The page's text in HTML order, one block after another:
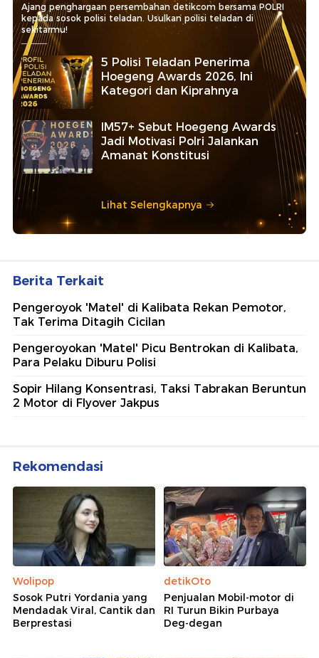
Ajang penghargaan persembahan detikcom bersama POLRI
kepada sosok polisi teladan. Usulkan polisi teladan di
sekitarmu!
5 Polisi Teladan Penerima
Hoegeng Awards 2026, Ini
Kategori dan Kiprahnya
IM57+ Sebut Hoegeng Awards
Jadi Motivasi Polri Jalankan
Amanat Konstitusi
Lihat Selengkapnya
Berita Terkait
Pengeroyok 'Matel' di Kalibata Rekan Pemotor,
Tak Terima Ditagih Cicilan
Pengeroyokan 'Matel' Picu Bentrokan di Kalibata,
Para Pelaku Diburu Polisi
Sopir Hilang Konsentrasi, Taksi Tabrakan Beruntun
2 Motor di Flyover Jakpus
Rekomendasi
Wolipop
Sosok Putri Yordania yang
Mendadak Viral, Cantik dan
Berprestasi
detikOto
Penjualan Mobil-motor di
RI Turun Bikin Purbaya
Deg-degan